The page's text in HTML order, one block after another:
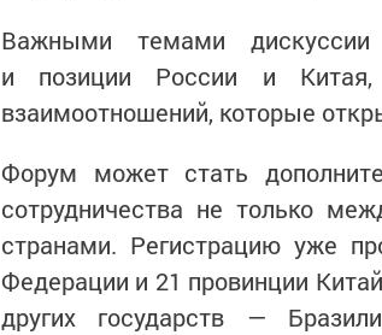
Важными темами
и позиции России и
взаимоотношений, которые
Форум может стать
сотрудничества не только
странами. Регистрацию уже
Федерации и 21 провинции
других государств —